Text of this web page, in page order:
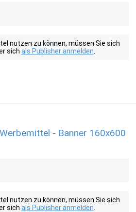
nutzen zu können, müssen Sie sich
sich als Publisher anmelden
- Banner 160x600
nutzen zu können, müssen Sie sich
sich als Publisher anmelden